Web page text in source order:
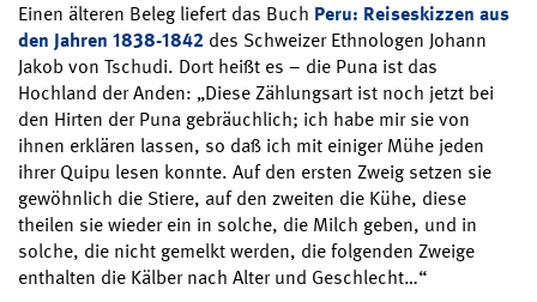
Einen älteren Beleg liefert das Buch Peru: Reiseskizzen aus
den Jahren 1838-1842 des Schweizer Ethnologen Johann
Jakob von Tschudi. Dort heißt es – die Puna ist das
Hochland der Anden: „Diese Zählungsart ist noch jetzt bei
den Hirten der Puna gebräuchlich; ich habe mir sie von
ihnen erklären lassen, so daß ich mit einiger Mühe jeden
ihrer Quipu lesen konnte. Auf den ersten Zweig setzen sie
gewöhnlich die Stiere, auf den zweiten die Kühe, diese
theilen sie wieder ein in solche, die Milch geben, und in
solche, die nicht gemelkt werden, die folgenden Zweige
enthalten die Kälber nach Alter und Geschlecht…“